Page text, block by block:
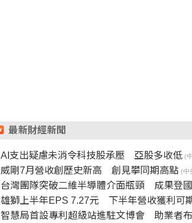
最新財經新聞
AI支出疑慮未消令科技股承壓 亞股多收低 (
威剛7月營收創歷史新高 創見攀同期高點 (中
台灣團隊突破二維半導體介面瓶頸 成果登國
雄獅上半年EPS 7.27元 下半年營收獲利可
智慧局首設專利超級站進駐文博會 助業者